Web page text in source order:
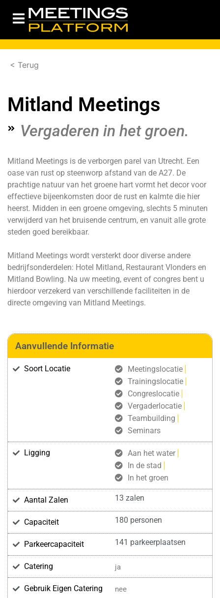
< Terug
Mitland Meetings
Vergaderen in het groen.
Mitland Meetings is de verborgen parel van Utrecht. Een
oase van rust op steenworp afstand van de A27. De
prachtige natuur van het groene hart vormt het decor voor
effectieve bijeenkomsten door de rust en kalmte die hier
heerst. Midden in een groene omgeving, slechts 5 minuten
verwijderd van het bruisende centrum, en vanuit alle grote
steden goed bereikbaar.
Mitland Meetings wordt versterkt door diverse andere
bedrijfsonderdelen: Hotel Mitland, Restaurant Vlonders en
Mitland Bowling. Na uw meeting, event of congres bent u
hierdoor verzekerd van verschillende faciliteiten in de
directe omgeving van Mitland Meetings.
Aanvullende Informatie
Soort Locatie
Meetingslocatie
Trainingslocatie
Congreslocatie
Vergaderlocatie
Teambuilding
Seminars
Ligging
Aan het water
In de stad
In het groen
Aantal Zalen 13 zalen
Capaciteit 180 personen
Parkeercapaciteit 141 parkeerplaatsen
Catering ja
Gebruik Eigen Catering nee